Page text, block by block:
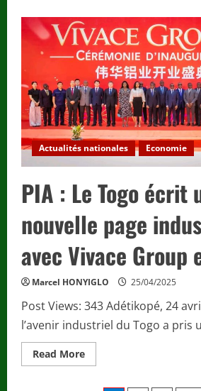
–
Religion
/
Disparition
du
Pape
François
:
Faure
Gnassingbé
aux
côtés
de
la
catholique.
Actualités nationales Economie
PIA : Le Togo écrit
nouvelle page
avec Vivace Group
Marcel HONYIGLO 25/04/2025
Post Views: 343 Adétikopé, 24
l’avenir industriel du Togo a pris
Read MoreRead
more